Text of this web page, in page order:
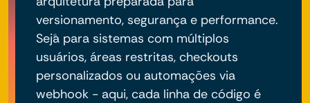
versionamento, segurança e performance.
Seja para sistemas com múltiplos
usuários, áreas restritas, checkouts
personalizados ou automações via
webhook - aqui, cada linha de código é